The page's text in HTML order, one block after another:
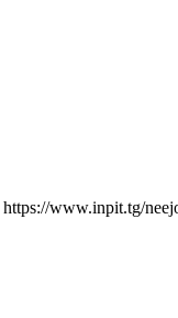
https://www.inpit.tg/